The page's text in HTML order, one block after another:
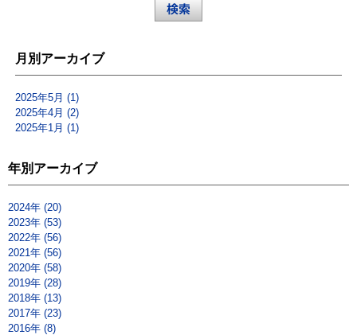
月別アーカイブ
2025年5月 (1)
2025年4月 (2)
2025年1月 (1)
年別アーカイブ
2024年 (20)
2023年 (53)
2022年 (56)
2021年 (56)
2020年 (58)
2019年 (28)
2018年 (13)
2017年 (23)
2016年 (8)